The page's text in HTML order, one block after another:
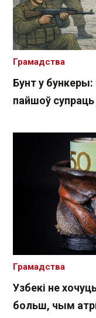
Бунт у
пайшоў
Грамадства
Узбекі не
больш, чым
Грамадства